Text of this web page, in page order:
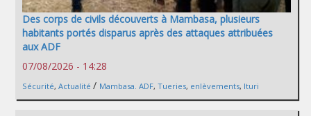
Des corps de civils découverts à Mambasa, plusieurs
habitants portés disparus après des attaques attribuées
aux ADF
07/08/2026 - 14:28
Sécurité, Actualité / Mambasa. ADF, Tueries, enlèvements, Ituri